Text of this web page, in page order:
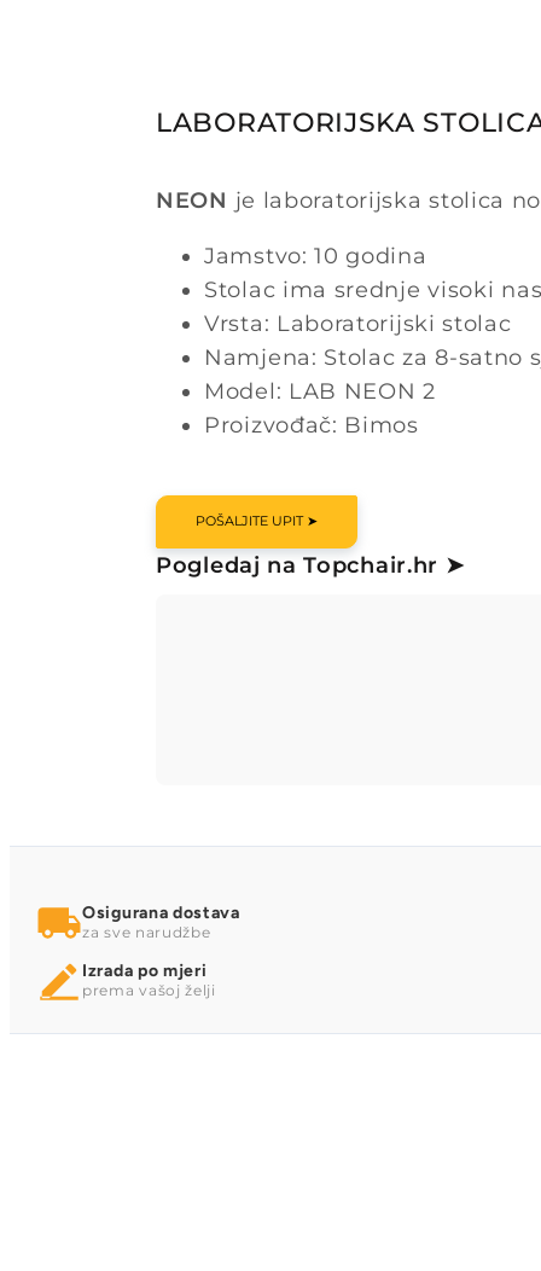
LABORATORIJSKA
NEON je laboratorijska stolica
Jamstvo: 10 godina
Stolac ima srednje visoki
Vrsta: Laboratorijski stolac
Namjena: Stolac za 8-satno
Model: LAB NEON 2
Proizvođač: Bimos
POŠALJITE UPIT ➤
Pogledaj na Topchair.hr ➤
Osigurana dostava
za sve narudžbe
Izrada po mjeri
prema vašoj želji